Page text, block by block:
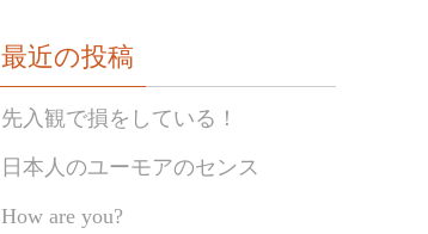
最近の投稿
先入観で損をしている！
日本人のユーモアのセンス
How are you?